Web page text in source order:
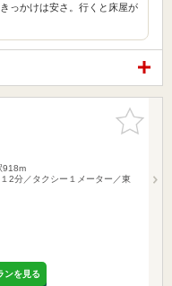
っかけは安さ。行くと床屋が
お気に入
りに追加
918m
2分／タクシー１メーター／東
ンを見る